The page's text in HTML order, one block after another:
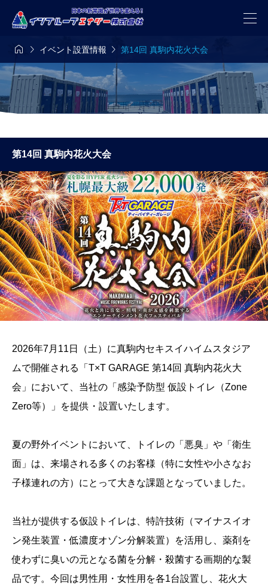
  イベント設置情報  第14回 真駒内花火大会
第14回 真駒内花火大会
2026年7月11日（土）に真駒内セキスイハイムスタジア
ムで開催される「T×T GARAGE 第14回 真駒内花火大
会」において、当社の「感染予防型 仮設トイレ（Zone
Zero等）」を提供・設置いたします。
夏の野外イベントにおいて、トイレの「悪臭」や「衛生
面」は、来場される多くのお客様（特に女性や小さなお
子様連れの方）にとって大きな課題となっていました。
当社が提供する仮設トイレは、特許技術（マイナスイオ
ン発生装置・低濃度オゾン分解装置）を活用し、薬剤を
使わずに臭いの元となる菌を分解・殺菌する画期的な製
品です。今回は男性用・女性用を各1台設置し、花火大